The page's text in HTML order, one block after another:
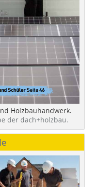
Holzbauhandwerk.
der dach+holzbau.